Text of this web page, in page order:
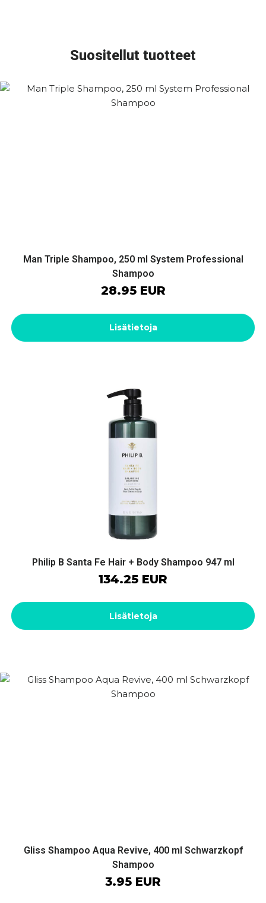
Suositellut tuotteet
Man Triple Shampoo, 250 ml System Professional
Shampoo
28.95 EUR
Lisätietoja
Philip B Santa Fe Hair + Body Shampoo 947 ml
134.25 EUR
Lisätietoja
Gliss Shampoo Aqua Revive, 400 ml Schwarzkopf
Shampoo
3.95 EUR